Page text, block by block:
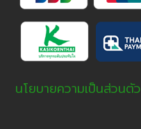
นโยบายความเป็นส่วนตัว